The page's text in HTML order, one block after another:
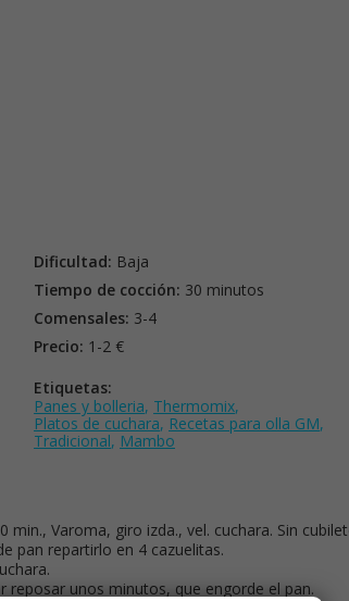
Dificultad: Baja
Tiempo de cocción: 30 minutos
Comensales: 3-4
Precio: 1-2 €
Etiquetas:
Panes y bolleria, Thermomix,
Platos de cuchara, Recetas para olla GM,
Tradicional, Mambo
Varoma, giro izda., vel. cuchara. Sin
pan repartirlo en 4 cazuelitas.
reposar unos minutos, que engorde el pan.